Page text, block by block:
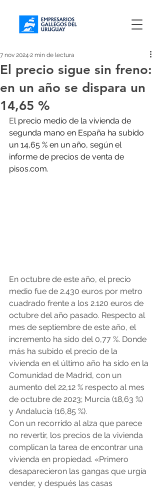
El precio sigue sin freno:
en un año se dispara un
14,65 %
7 nov 2024 2 min de lectura
El precio medio de la vivienda de
segunda mano en España ha subido
un 14,65 % en un año, según el
informe de precios de venta de
pisos.com.
En octubre de este año, el precio
medio fue de 2.430 euros por metro
cuadrado frente a los 2.120 euros de
octubre del año pasado. Respecto al
mes de septiembre de este año, el
incremento ha sido del 0,77 %. Donde
más ha subido el precio de la
vivienda en el último año ha sido en la
Comunidad de Madrid, con un
aumento del 22,12 % respecto al mes
de octubre de 2023; Murcia (18,63 %)
y Andalucía (16,85 %).
Con un recorrido al alza que parece
no revertir, los precios de la vivienda
complican la tarea de encontrar una
vivienda en propiedad. «Primero
desaparecieron las gangas que urgía
vender, y después las casas